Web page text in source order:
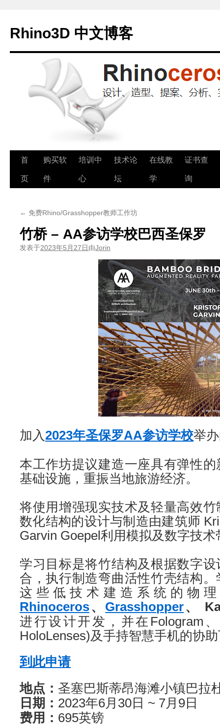
Rhino3D 中文博客
跳
至
首
页
购买软
件
培训中
心
技术论
坛
在线教
学
证书查
询
← 免费Rhino/Grasshopper教师工作坊
竹桥 – AA参访学校巴西圣保罗
发表于2023年5月27日由Jorin
加入2023年圣保罗AA参访学校举
本工作坊提议建造一座具有弹性
基础设施，重振当地旅游经济。
将使用增强现实技术及轻量高效
数化结构的设计与制造由建筑师
Garvin Goepel利用模拟及数字技
学习目标是将竹结构及根据数字
合，执行制造弯曲活性竹壳结构
这些低技术建造系统的物
Rhinoceros、 Grasshopper、
进行设计开发，并在Fologram
HoloLenses)及手持智慧手机的协
到此申请
地点： 圣塞巴斯蒂昂海滩小镇巴拉
日期： 2023年6月30日 ~ 7月9日
费用： 695英镑